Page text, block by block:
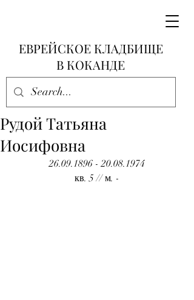
ЕВРЕЙСКОЕ КЛАДБИЩЕ
В КОКАНДЕ
Рудой Татьяна
Иосифовна
26.09.1896 - 20.08.1974
кв. 5 // м. -